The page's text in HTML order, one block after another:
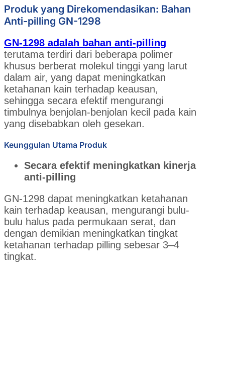
Produk yang Direkomendasikan: Bahan
Anti-pilling GN-1298
GN-1298 adalah bahan anti-pilling
terutama terdiri dari beberapa polimer
khusus berberat molekul tinggi yang larut
dalam air, yang dapat meningkatkan
ketahanan kain terhadap keausan,
sehingga secara efektif mengurangi
timbulnya benjolan-benjolan kecil pada kain
yang disebabkan oleh gesekan.
Keunggulan Utama Produk
Secara efektif meningkatkan kinerja
anti-pilling
GN-1298 dapat meningkatkan ketahanan
kain terhadap keausan, mengurangi bulu-
bulu halus pada permukaan serat, dan
dengan demikian meningkatkan tingkat
ketahanan terhadap pilling sebesar 3–4
tingkat.